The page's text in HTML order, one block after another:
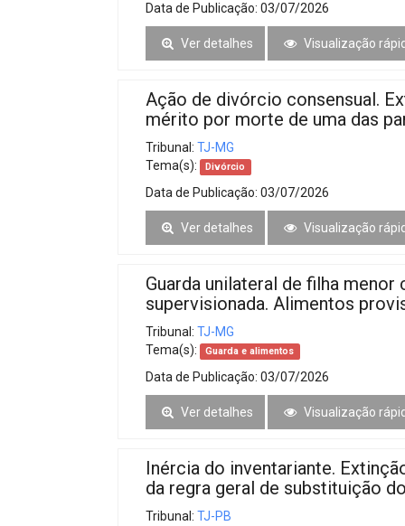
Data de Publicação: 03/07/2026
Ver detalhes Visualização
Ação de divórcio consensual.
mérito por morte de uma das
Tribunal: TJ-MG
Tema(s):
Divórcio
Data de Publicação: 03/07/2026
Ver detalhes Visualização
Guarda unilateral de filha
supervisionada. Alimentos
Tribunal: TJ-MG
Tema(s):
Guarda e alimentos
Data de Publicação: 03/07/2026
Ver detalhes Visualização
Inércia do inventariante.
da regra geral de substituição
Tribunal: TJ-PB